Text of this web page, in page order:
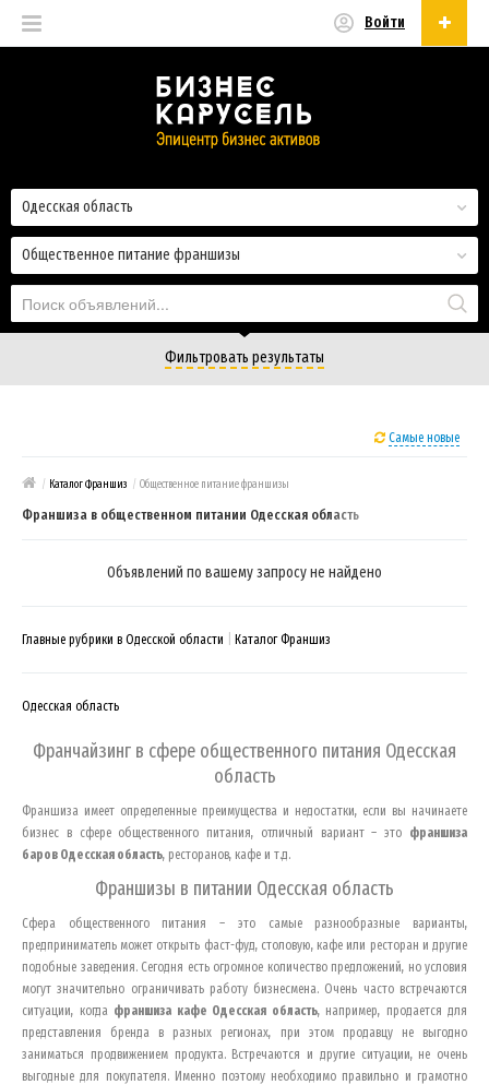
Войти
Общественное питание франшизы
Одесская область
Фильтровать результаты
Самые новые
/ Каталог Франшиз / Общественное питание франшизы
Франшиза в общественном питании Одесская область
Объявлений по вашему запросу не найдено
Главные рубрики в Одесской области Каталог Франшиз
Одесская область
Франчайзинг в сфере общественного питания Одесская
область
Франшиза имеет определенные преимущества и недостатки, если вы начинаете
бизнес в сфере общественного питания, отличный вариант – это франшиза
баров Одесская область, ресторанов, кафе и т.д.
Франшизы в питании Одесская область
Сфера общественного питания – это самые разнообразные варианты,
предприниматель может открыть фаст-фуд, столовую, кафе или ресторан и другие
подобные заведения. Сегодня есть огромное количество предложений, но условия
могут значительно ограничивать работу бизнесмена. Очень часто встречаются
ситуации, когда франшиза кафе Одесская область, например, продается для
представления бренда в разных регионах, при этом продавцу не выгодно
заниматься продвижением продукта. Встречаются и другие ситуации, не очень
выгодные для покупателя. Именно поэтому необходимо правильно и грамотно